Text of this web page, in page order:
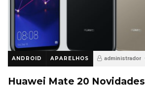
ANDROID APARELHOS administrador
Huawei Mate 20 Novidades